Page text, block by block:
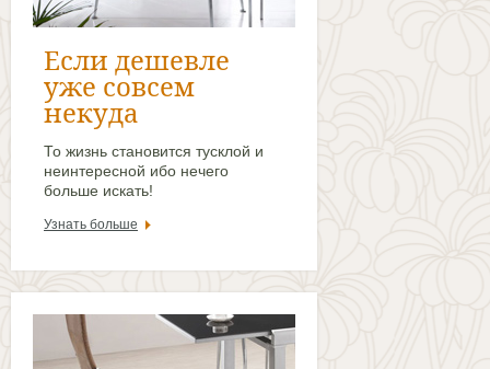
Если дешевле
уже совсем
некуда
То жизнь становится тусклой и
неинтересной ибо нечего
больше искать!
Узнать больше